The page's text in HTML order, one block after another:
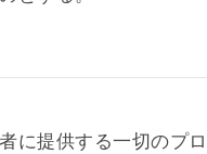
に提供する一切のプロ